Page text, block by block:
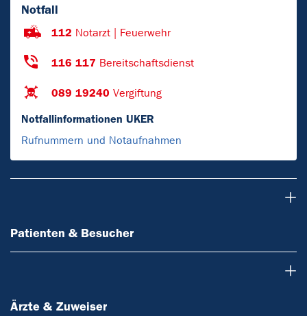
Notfall
112 Notarzt | Feuerwehr
116 117 Bereitschaftsdienst
089 19240 Vergiftung
Notfallinformationen UKER
Rufnummern und Notaufnahmen
Patienten & Besucher
Ärzte & Zuweiser